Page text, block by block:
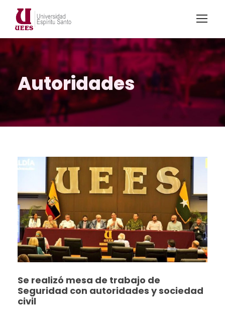
Autoridades
Se realizó mesa de trabajo de
Seguridad con autoridades y sociedad
civil